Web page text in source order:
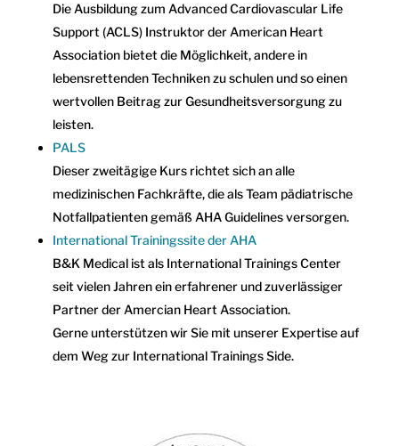
Die Ausbildung zum Advanced Cardiovascular Life
Support (ACLS) Instruktor der American Heart
Association bietet die Möglichkeit, andere in
lebensrettenden Techniken zu schulen und so einen
wertvollen Beitrag zur Gesundheitsversorgung zu
leisten.
PALS
Dieser zweitägige Kurs richtet sich an alle
medizinischen Fachkräfte, die als Team pädiatrische
Notfallpatienten gemäß AHA Guidelines versorgen.
International Trainingssite der AHA
B&K Medical ist als International Trainings Center
seit vielen Jahren ein erfahrener und zuverlässiger
Partner der Amercian Heart Association.
Gerne unterstützen wir Sie mit unserer Expertise auf
dem Weg zur International Trainings Side.